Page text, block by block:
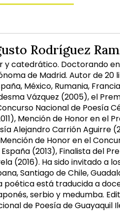
Rodríguez
y catedrático. Doctorando
de Madrid. Autor de
México, Rumania,
Vázquez (2005), el
Nacional de Poesía
Mención de Honor en el
Alejandro Carrión Aguirre
de Honor en el
(2013), Finalista del
(2016). Ha sido invitado a
Santiago de Chile,
poética está traducida a
serbio y medumba.
de Poesía de Guayaquil